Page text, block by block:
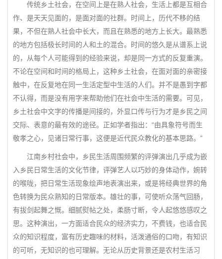
传统乡土社会，在空间上是在熟人社会，生活上都是互相合
作、是天天见面的，是面对面的社群。时间上，历代不移的结
果，不但在熟人社会中长大，而且在熟悉的地方上长大。最熟悉
的地方包括极长时间的人和土的混合。时间的悠久是从谱系上说
的，从每个人可能得到的经验来说，却是同一方式的反复重演。
不论在空间和时间的格局上，这种乡土社会，在面对面的亲密接
触中，在反复地在同一生活定型中生活的人们。并不是愚到字都
不认得，而是没有用字来帮助他们在社会中生活的需要。可见，
乡土社会中文字的传播是间接的，外显口传与行为才是乡民之间
交际、表意的最有效的途径。正如学者指出：“由具象符号而生
敬孝之心，见诸日常行事，这便是近代民众教化的基本思路。”
江南乡村社会中，乡民生活周围频繁的评弹演出几乎成为嵌
入乡民日常生活的文化节律，评弹艺人以巧妙的身体动作，婉转
的喉咙，把日常生活现象绘声地表演出来，或是将经典世界的角
色转换为民众熟知的日常版本。雄壮的事，可使听众荡气回肠，
有拔剑起舞之慨。细腻熨帖之处，柔肠寸断，令人起悠悠感叹之
思。这种演出，一方面适合民众的经济实力，不费钱，也适合民
众的知识程度，富有历史趣味的材料，活泼通俗的口吻，有知识
的可听，无知识的也可理解。无论从历史背景还是农村生活习